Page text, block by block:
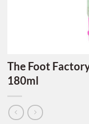
The Foot
180ml